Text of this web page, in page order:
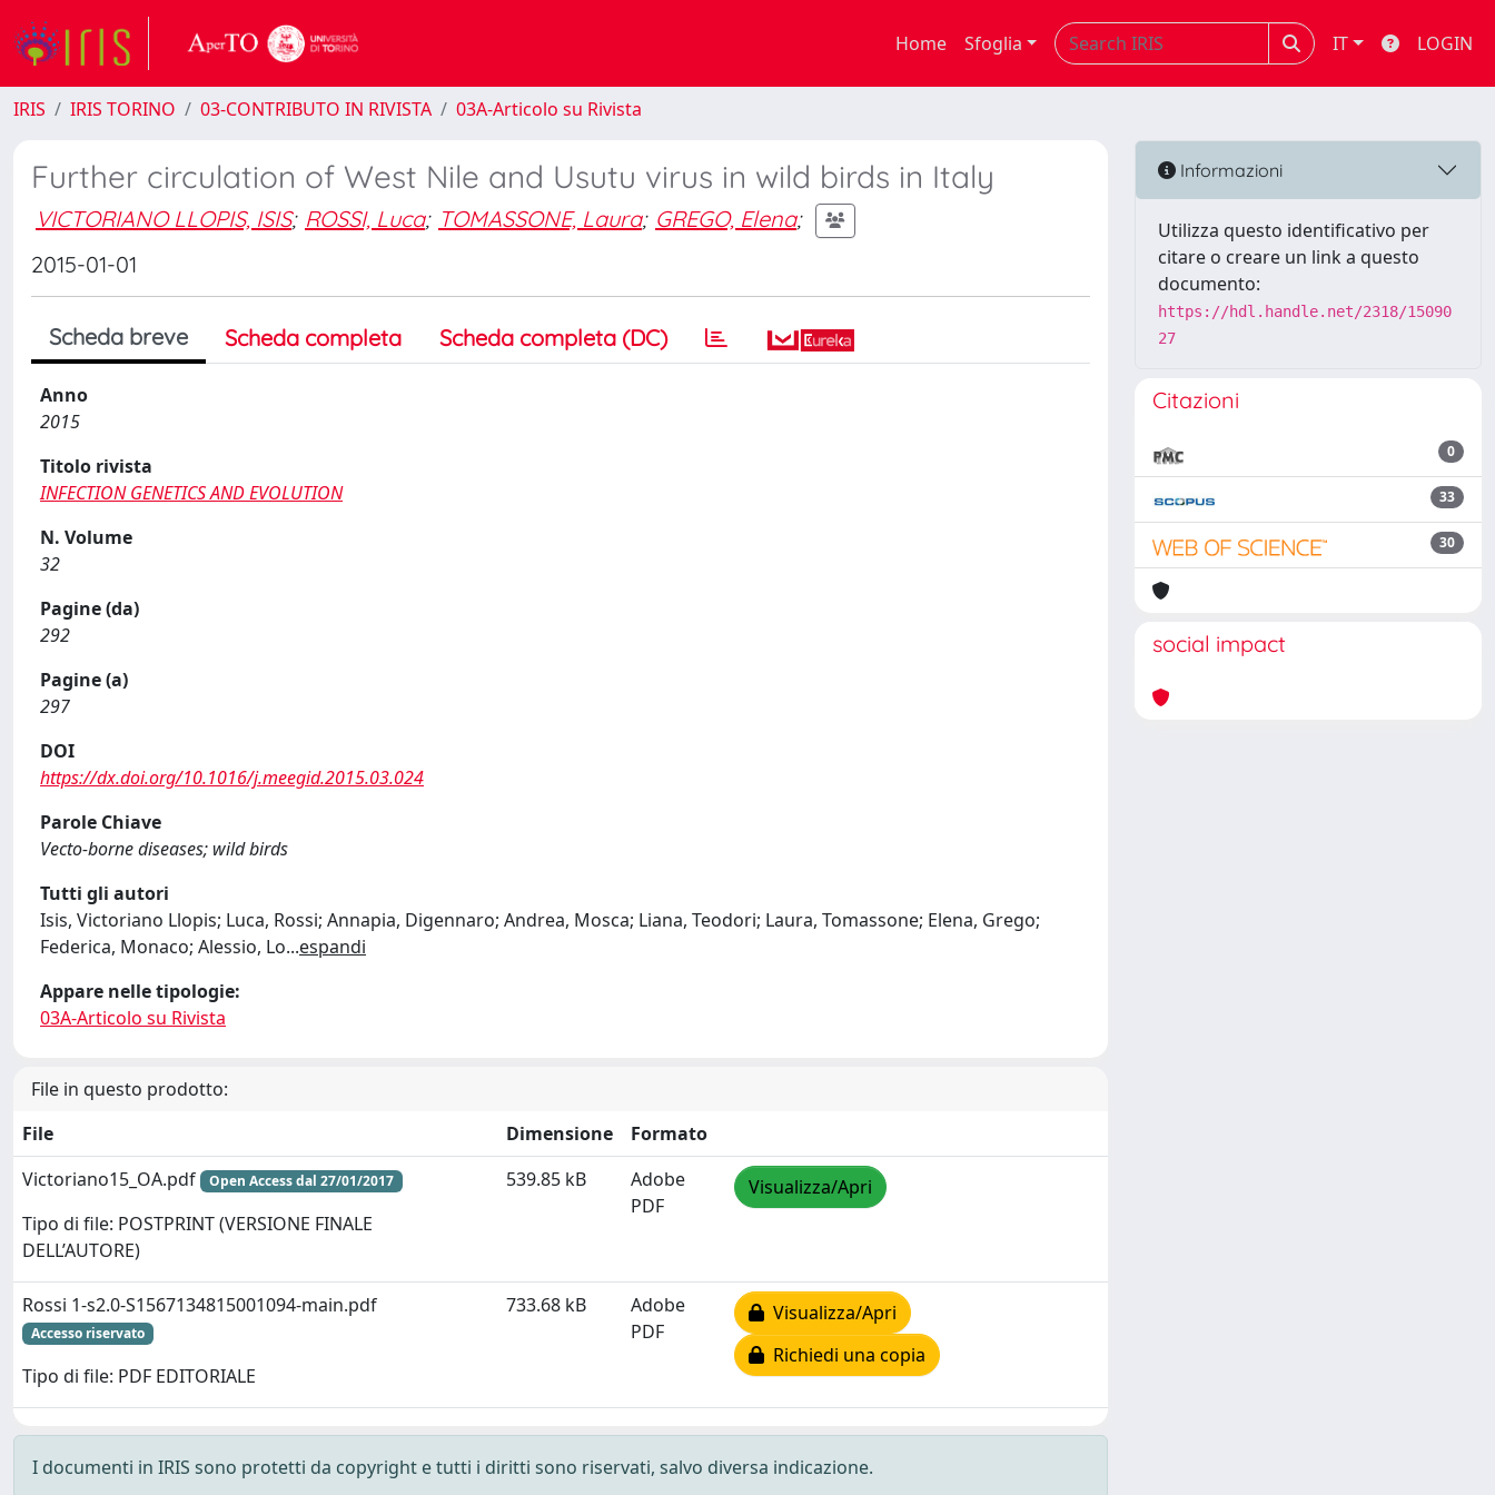
Home Sfoglia IT LOGIN
IRIS IRIS TORINO 03-CONTRIBUTO IN RIVISTA 03A-Articolo su Rivista
Further circulation of West Nile and Usutu virus in wild birds in Italy
VICTORIANO LLOPIS, ISIS; ROSSI, Luca; TOMASSONE, Laura; GREGO, Elena;
2015-01-01
Scheda breve Scheda completa Scheda completa (DC)
Anno
2015
Titolo rivista
INFECTION GENETICS AND EVOLUTION
N. Volume
32
Pagine (da)
292
Pagine (a)
297
DOI
https://dx.doi.org/10.1016/j.meegid.2015.03.024
Parole Chiave
Vecto-borne diseases; wild birds
Tutti gli autori
Isis, Victoriano Llopis; Luca, Rossi; Annapia, Digennaro; Andrea, Mosca; Liana, Teodori; Laura, Tomassone; Elena, Grego;
Federica, Monaco; Alessio, Lo...espandi
Appare nelle tipologie:
03A-Articolo su Rivista
File in questo prodotto:
File
Dimensione
Formato
Victoriano15_OA.pdf
Open Access dal 27/01/2017
Tipo di file: POSTPRINT (VERSIONE FINALE
DELL’AUTORE)
539.85 kB
Adobe
PDF
Visualizza/Apri
Rossi 1-s2.0-S1567134815001094-main.pdf
Accesso riservato
Tipo di file: PDF EDITORIALE
733.68 kB
Adobe
PDF
Visualizza/Apri
Richiedi una copia
I documenti in IRIS sono protetti da copyright e tutti i diritti sono riservati, salvo diversa indicazione.
Informazioni
Utilizza questo identificativo per
citare o creare un link a questo
documento:
https://hdl.handle.net/2318/15090
27
Citazioni
0
33
30
social impact